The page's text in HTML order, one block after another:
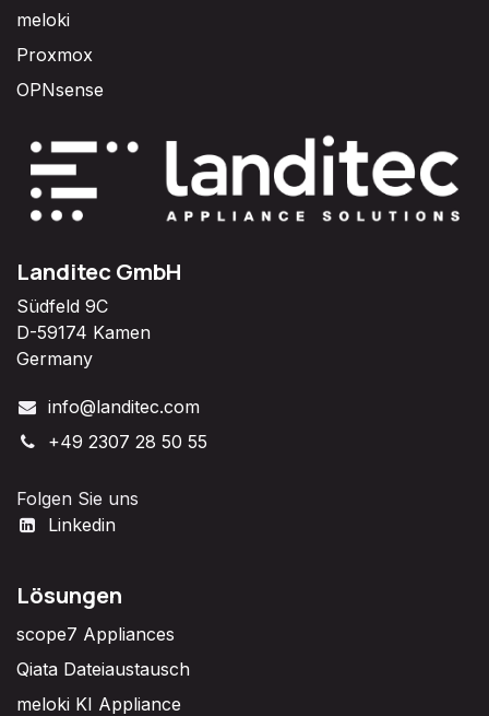
meloki
Proxmox
OPNsense
Landitec GmbH
Südfeld 9C
D-59174 Kamen
Germany
info@landitec.com
+49 2307 28 50 55
Folgen Sie uns
Linkedin
Lösungen
scope7 Appliances
Qiata Dateiaustausch
meloki KI Appliance